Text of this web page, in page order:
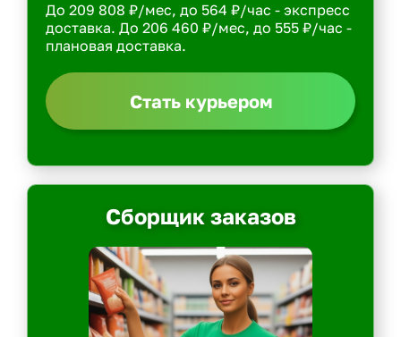
До 209 808 ₽/мес, до 564 ₽/час - экспресс
доставка. До 206 460 ₽/мес, до 555 ₽/час -
плановая доставка.
Стать курьером
Сборщик заказов